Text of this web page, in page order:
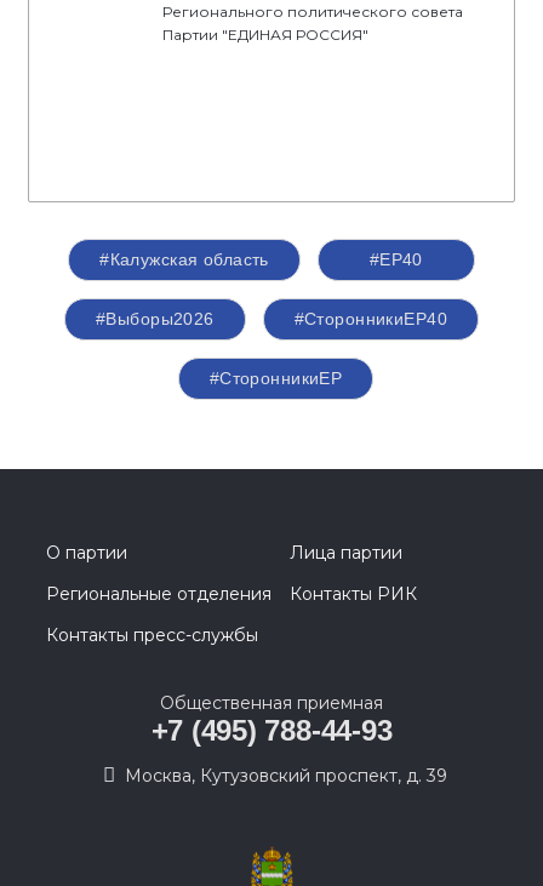
Регионального политического совета
Партии "ЕДИНАЯ РОССИЯ"
#Калужская область #ЕР40
#Выборы2026 #СторонникиЕР40
#СторонникиЕР
О партии
Лица партии
Региональные отделения
Контакты РИК
Контакты пресс-службы
Общественная приемная
+7 (495) 788-44-93
Москва, Кутузовский проспект, д. 39